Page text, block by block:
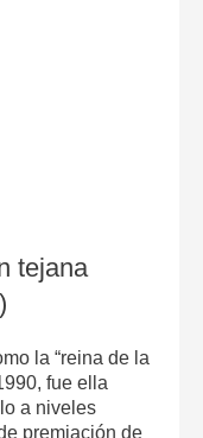
tejana
la “reina de la
fue ella
a niveles
premiación de